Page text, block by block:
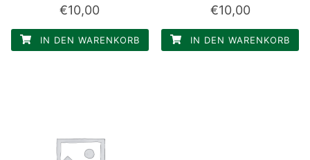
€10,00
IN DEN WARENKORB
€10,00
IN DEN WARENKORB